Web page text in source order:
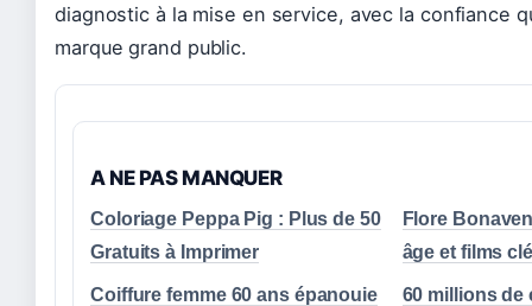
diagnostic à la mise en service, avec la confiance
marque grand public.
A NE PAS MANQUER
Coloriage Peppa Pig : Plus de 50
Gratuits à Imprimer
Flore
âge et films
Coiffure femme 60 ans épanouie
60 millions de